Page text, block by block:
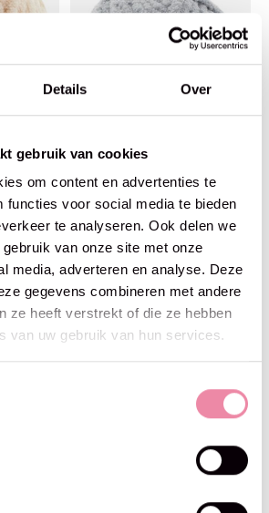
Details Over
gebruik van cookies
om content en advertenties te
functies voor social media te bieden
te analyseren. Ook delen we
van onze site met onze
media, adverteren en analyse. Deze
gegevens combineren met andere
ze heeft verstrekt of die ze hebben
van uw gebruik van hun services.
Softy Mega - Alize -428 Grey
€4,50